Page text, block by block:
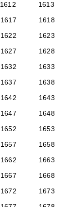
1612
1613
1617
1618
1622
1623
1627
1628
1632
1633
1637
1638
1642
1643
1647
1648
1652
1653
1657
1658
1662
1663
1667
1668
1672
1673